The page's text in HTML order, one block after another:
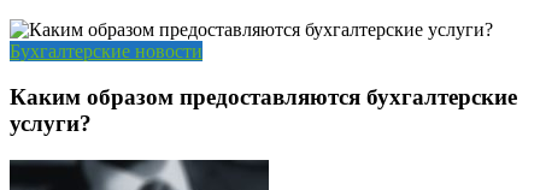
Бухгалтерские новости
Каким образом предоставляются бухгалтерские
услуги?